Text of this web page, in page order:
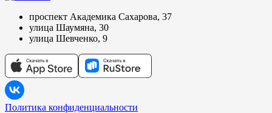
проспект Академика Сахарова, 37
улица Шаумяна, 30
улица Шевченко, 9
Политика конфиденциальности